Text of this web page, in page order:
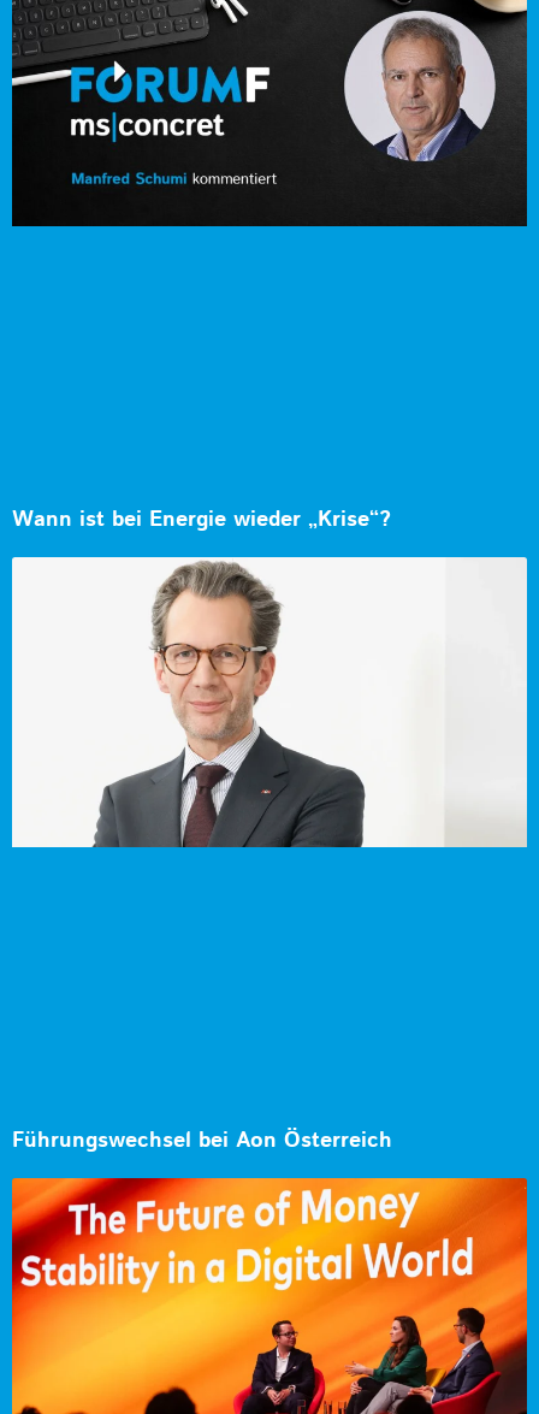
Wann ist bei Energie wieder „Krise“?
Führungswechsel bei Aon Österreich